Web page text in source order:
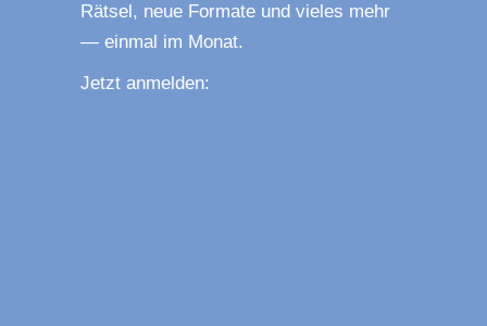
Rät­sel, neue For­ma­te und vie­les mehr
— ein­mal im Monat.
Jetzt anmel­den: